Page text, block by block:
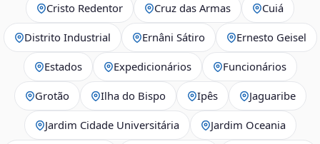
Cristo Redentor Cruz das Armas Cuiá
Distrito Industrial Ernâni Sátiro Ernesto Geisel
Estados Expedicionários Funcionários
Grotão Ilha do Bispo Ipês Jaguaribe
Jardim Cidade Universitária Jardim Oceania